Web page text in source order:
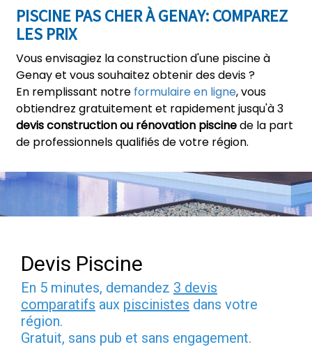
PISCINE PAS CHER À GENAY: COMPAREZ
LES PRIX
Vous envisagiez la construction d'une piscine à
Genay et vous souhaitez obtenir des devis ?
En remplissant notre formulaire en ligne, vous
obtiendrez gratuitement et rapidement jusqu'à 3
devis construction ou rénovation piscinede la part
de professionnels qualifiés de votre région.
Devis Piscine
En 5 minutes, demandez 3 devis
comparatifs aux piscinistes dans votre
région.
Gratuit, sans pub et sans engagement.